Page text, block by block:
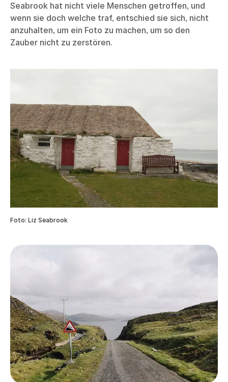
Seabrook hat nicht viele Menschen getroffen, und
wenn sie doch welche traf, entschied sie sich, nicht
anzuhalten, um ein Foto zu machen, um so den
Zauber nicht zu zerstören.
Foto: Liz Seabrook